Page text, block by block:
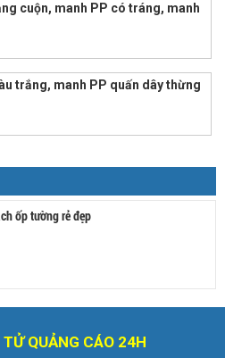
cuộn, manh PP có tráng, manh
trắng, manh PP quấn dây thừng
ốp tường rẻ đẹp
QUẢNG CÁO 24H